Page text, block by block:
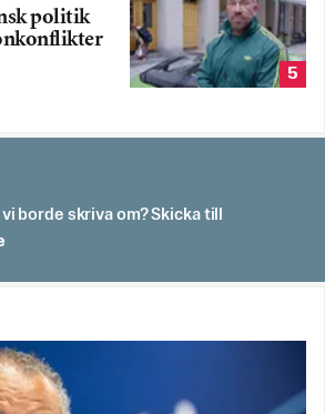
politik
5
borde skriva om? Skicka till